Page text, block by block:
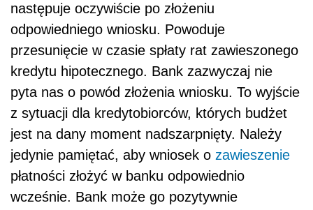
następuje oczywiście po złożeniu
odpowiedniego wniosku. Powoduje
przesunięcie w czasie spłaty rat zawieszonego
kredytu hipotecznego. Bank zazwyczaj nie
pyta nas o powód złożenia wniosku. To wyjście
z sytuacji dla kredytobiorców, których budżet
jest na dany moment nadszarpnięty. Należy
jedynie pamiętać, aby wniosek o zawieszenie
płatności złożyć w banku odpowiednio
wcześnie. Bank może go pozytywnie